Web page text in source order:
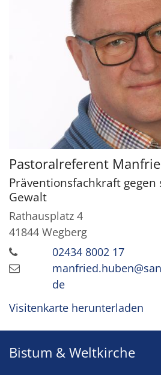
Pastoralreferent
Präventionsfachkraft
Gewalt
Rathausplatz 4
41844 Wegberg
02434 8002 17
de
Visitenkarte herunterladen
Bistum & Weltkirche